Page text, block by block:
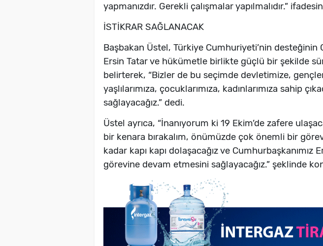
yapmanızdır. Gerekli çalışmalar yapılmalıdır.”
İSTİKRAR SAĞLANACAK
Başbakan Üstel, Türkiye Cumhuriyeti’nin desteğinin
Ersin Tatar ve hükümetle birlikte güçlü bir şekilde
belirterek, “Bizler de bu seçimde devletimize,
yaşlılarımıza, çocuklarımıza, kadınlarımıza sahip
sağlayacağız.” dedi.
Üstel ayrıca, “İnanıyorum ki 19 Ekim’de zafere
bir kenara bırakalım, önümüzde çok önemli bir görev
kadar kapı kapı dolaşacağız ve Cumhurbaşkanımız
görevine devam etmesini sağlayacağız.” şeklinde